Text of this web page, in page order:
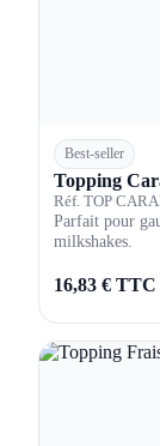
Best-seller
Topping
Réf. TOP
Parfait pour
milkshakes.
16,83 € TTC